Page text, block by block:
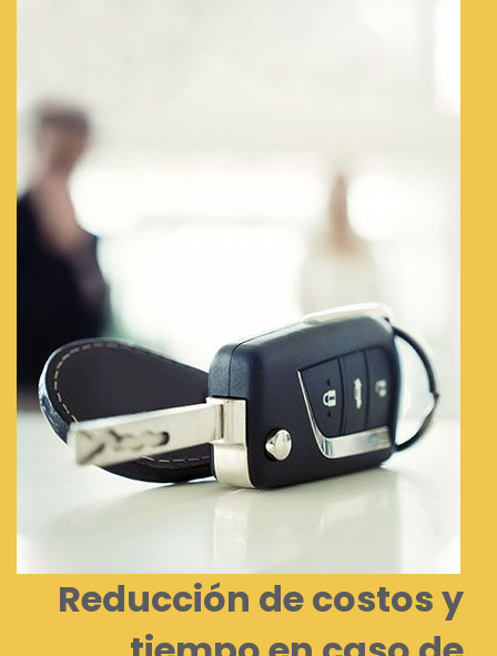
Reducción de costos y